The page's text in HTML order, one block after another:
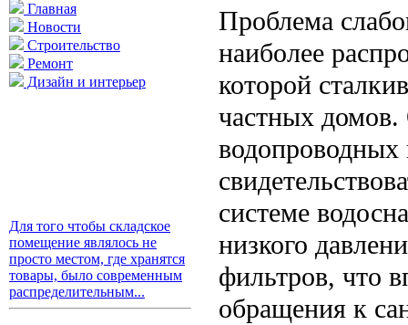
Главная
Новости
Строительство
Ремонт
Дизайн и интерьер
Для того чтобы складское
помещение являлось не
просто местом, где хранятся
товары, было современным
распределительным...
Проблема
наиболее
которой
частных домов.
системе
низкого
фильтров, что
обращения к